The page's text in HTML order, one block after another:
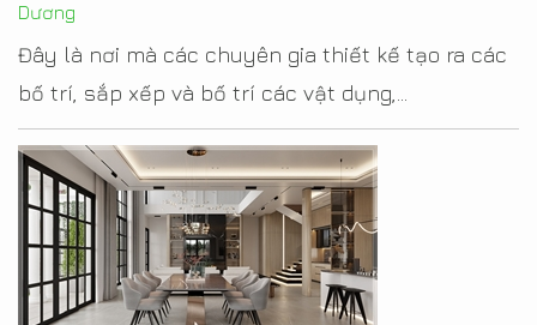
Dương
Đây là nơi mà các chuyên gia thiết kế tạo ra các
bố trí, sắp xếp và bố trí các vật dụng,...